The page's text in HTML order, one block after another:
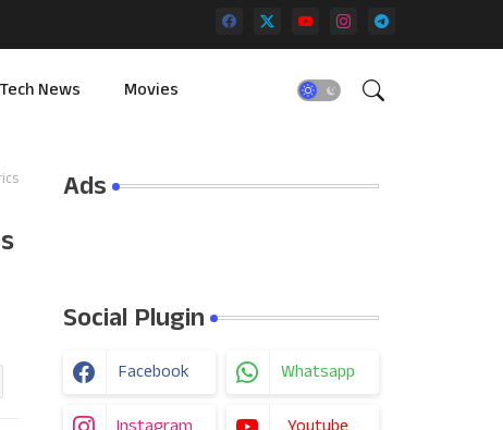
Tech News Movies
Ads
Social Plugin
Facebook Whatsapp